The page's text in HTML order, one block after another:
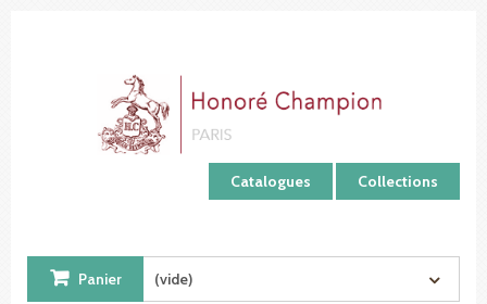
Catalogues Collections
Panier (vide)